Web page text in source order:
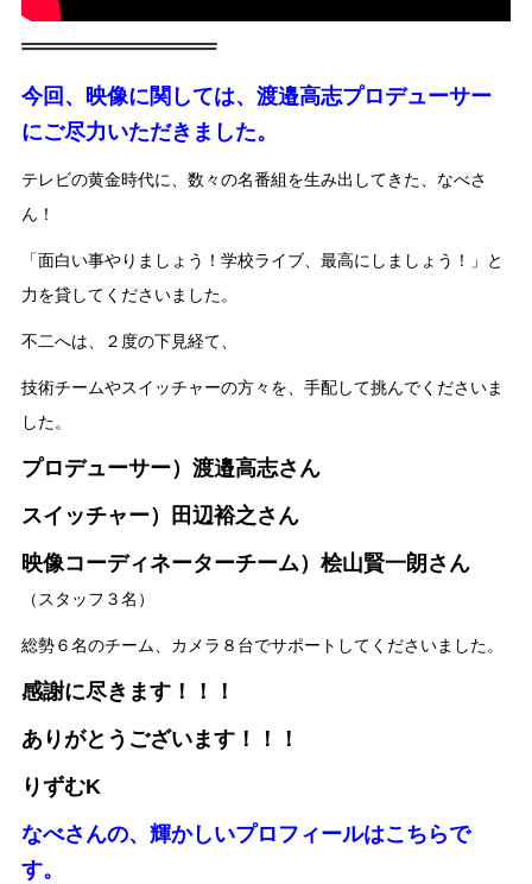
今回、映像に関しては、渡邉高志プロデューサー
にご尽力いただきました。
テレビの黄金時代に、数々の名番組を生み出してきた、なべさ
ん！
「面白い事やりましょう！学校ライブ、最高にしましょう！」と
力を貸してくださいました。
不二へは、２度の下見経て、
技術チームやスイッチャーの方々を、手配して挑んでくださいま
した。
プロデューサー）渡邉高志さん
スイッチャー）田辺裕之さん
映像コーディネーターチーム）桧山賢一朗さん
（スタッフ３名）
総勢６名のチーム、カメラ８台でサポートしてくださいました。
感謝に尽きます！！！
ありがとうございます！！！
りずむK
なべさんの、輝かしいプロフィールはこちらで
す。